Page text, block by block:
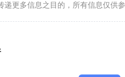
递更多信息之目的，所有信息仅供